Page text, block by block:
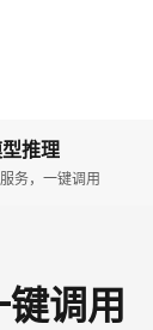
推理
务，一键调用
调用